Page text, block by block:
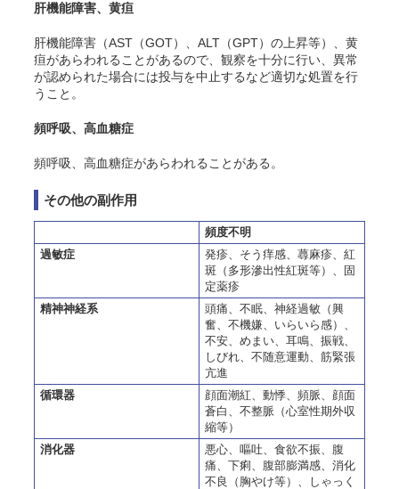
肝機能障害、黄疸
肝機能障害（AST（GOT）、ALT（GPT）の上昇等）、黄
疸があらわれることがあるので、観察を十分に行い、異常
が認められた場合には投与を中止するなど適切な処置を行
うこと。
頻呼吸、高血糖症
頻呼吸、高血糖症があらわれることがある。
その他の副作用
頻度不明
過敏症
発疹、 そう 痒感、蕁麻疹、紅
斑（多形滲出性紅斑等）、固
定薬疹
精神神経系
頭痛、不眠、神経過敏（興
奮、不機嫌、いらいら感）、
不安、めまい、耳鳴、振戦、
しびれ、不随意運動、筋緊張
亢進
循環器
顔面潮紅、動悸、頻脈、顔面
蒼白、不整脈（心室性期外収
縮等）
消化器
悪心、嘔吐、食欲不振、腹
痛、下痢、腹部膨満感、消化
不良（胸やけ等）、しゃっく